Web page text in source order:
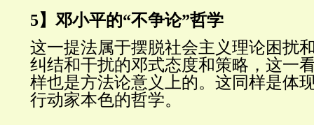
5】邓小平的“不争论”哲学
这一提法属于摆脱社会主义理论困扰
纠结和干扰的邓式态度和策略，这一
样也是方法论意义上的。这同样是体
行动家本色的哲学。